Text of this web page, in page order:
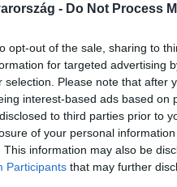
- Do Not Process
opt-out of the sale, sharing to
for targeted advertising
selection. Please note that after
interest-based ads based
to third parties prior to
of your personal
This information may also be
Participants that may further
lett az idei
emléklap mellett átvehette
nyolcvanéves korában.